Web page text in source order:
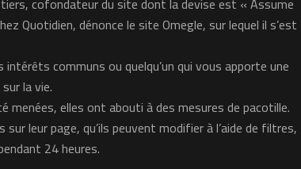
Quotidien, dénonce le site Omegle, sur lequel il s’est
intérêts communs ou quelqu’un qui vous apporte une
la vie.
elles ont abouti à des mesures de pacotille.
leur page, qu’ils peuvent modifier à l’aide de filtres,
24 heures.